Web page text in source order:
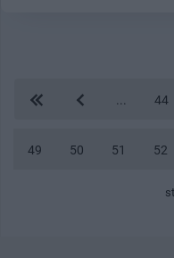
44
49 50 51 52